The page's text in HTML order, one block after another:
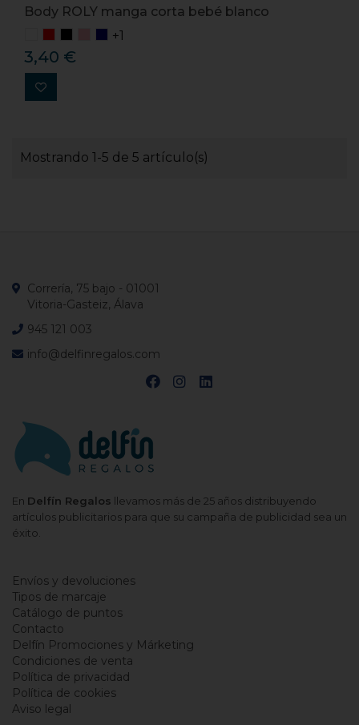
Body ROLY manga corta bebé blanco
+1
3,40 €
Mostrando 1-5 de 5 artículo(s)
En Delfín Regalos llevamos más de 25 años distribuyendo
artículos publicitarios para que su campaña de publicidad sea un
éxito.
Correría, 75 bajo - 01001
Vitoria-Gasteiz, Álava
945 121 003
info@delfinregalos.com
Envíos y devoluciones
Tipos de marcaje
Catálogo de puntos
Contacto
Delfín Promociones y Márketing
Condiciones de venta
Política de privacidad
Política de cookies
Aviso legal